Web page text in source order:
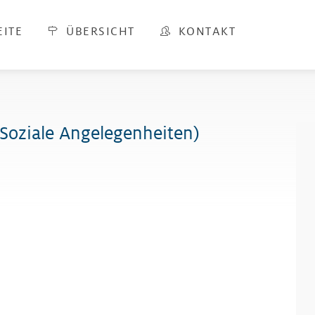
ÜBERSICHT KONTAKT
Angelegenheiten)